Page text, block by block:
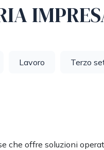
Lavoro Terzo
che offre soluzioni